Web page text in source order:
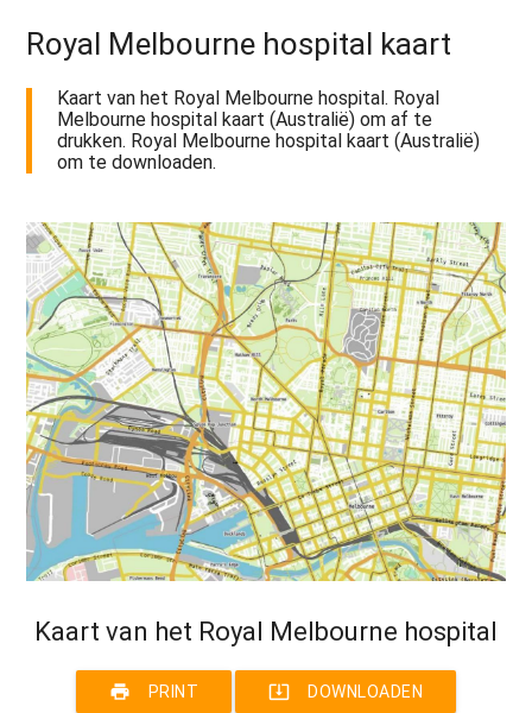
Royal Melbourne hospital kaart
Kaart van het Royal Melbourne hospital. Royal
Melbourne hospital kaart (Australië) om af te
drukken. Royal Melbourne hospital kaart (Australië)
om te downloaden.
Kaart van het Royal Melbourne hospital
print PRINT system_update_alt DOWNLOADEN